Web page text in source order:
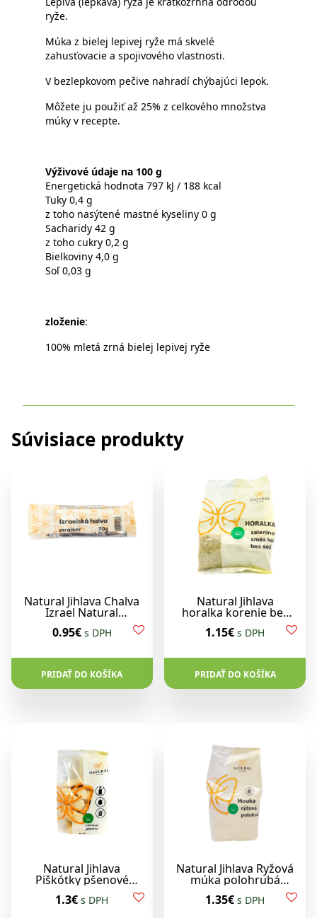
ryže.
Múka z bielej lepivej ryže má skvelé
zahusťovacie a spojivového vlastnosti.
V bezlepkovom pečive nahradí chýbajúci lepok.
Môžete ju použiť až 25% z celkového množstva
múky v recepte.
Výživové údaje na 100 g
Energetická hodnota 797 kJ / 188 kcal
Tuky 0,4 g
z toho nasýtené mastné kyseliny 0 g
Sacharidy 42 g
z toho cukry 0,2 g
Bielkoviny 4,0 g
Soľ 0,03 g
zloženie:
100% mletá zrná bielej lepivej ryže
Súvisiace produkty
Natural Jihlava Chalva
Izrael Natural
Mramorová Chalva 70
g
0.95€ s DPH
PRIDAŤ DO KOŠÍKA
Natural Jihlava
horalka korenie bez
1.15€ s DPH
PRIDAŤ DO KOŠÍKA
Natural Jihlava
Piškótky pšenové
1.3€ s DPH
Natural Jihlava Ryžová
múka polohrubá
1.35€ s DPH